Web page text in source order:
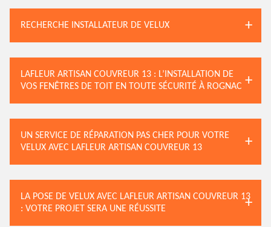
RECHERCHE INSTALLATEUR DE VELUX
LAFLEUR ARTISAN COUVREUR 13 : L’INSTALLATION DE
VOS FENÊTRES DE TOIT EN TOUTE SÉCURITÉ À ROGNAC
UN SERVICE DE RÉPARATION PAS CHER POUR VOTRE
VELUX AVEC LAFLEUR ARTISAN COUVREUR 13
LA POSE DE VELUX AVEC LAFLEUR ARTISAN COUVREUR 13
: VOTRE PROJET SERA UNE RÉUSSITE